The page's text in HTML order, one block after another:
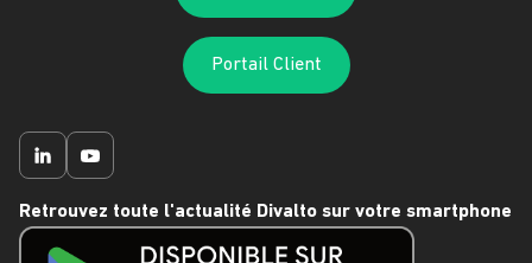
Portail Client
Retrouvez toute l'actualité Divalto sur votre smartphone